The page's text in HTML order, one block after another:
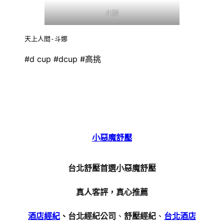
斗娜
天上人間-斗娜
#d cup #dcup #高挑
小惡魔舒壓
台北舒壓首選小惡魔舒壓
真人客評，真心推薦
酒店經紀 、台北經紀公司 、 舒壓經紀 、 台北酒店